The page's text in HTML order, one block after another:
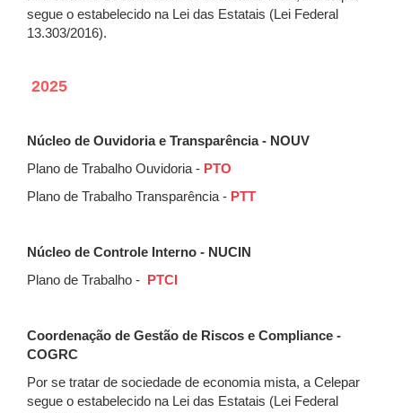
segue o estabelecido na Lei das Estatais (Lei Federal
13.303/2016).
2025
Núcleo de Ouvidoria e Transparência - NOUV
Plano de Trabalho Ouvidoria - PTO
Plano de Trabalho Transparência - PTT
Núcleo de Controle Interno - NUCIN
Plano de Trabalho -
PTCI
Coordenação de Gestão de Riscos e Compliance -
COGRC
Por se tratar de sociedade de economia mista, a Celepar
segue o estabelecido na Lei das Estatais (Lei Federal